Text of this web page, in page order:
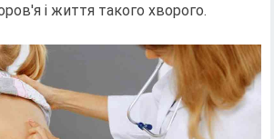
і життя такого хворого.